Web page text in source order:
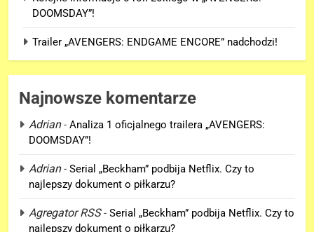
DOOMSDAY”!
Trailer „AVENGERS: ENDGAME ENCORE” nadchodzi!
Najnowsze komentarze
Adrian- Analiza 1 oficjalnego trailera „AVENGERS:
DOOMSDAY”!
Adrian- Serial „Beckham” podbija Netflix. Czy to
najlepszy dokument o piłkarzu?
Agregator RSS- Serial „Beckham” podbija Netflix. Czy to
najlepszy dokument o piłkarzu?
5
Trailer „AVENGERS: ENDGAME
ENCORE” nadchodzi!